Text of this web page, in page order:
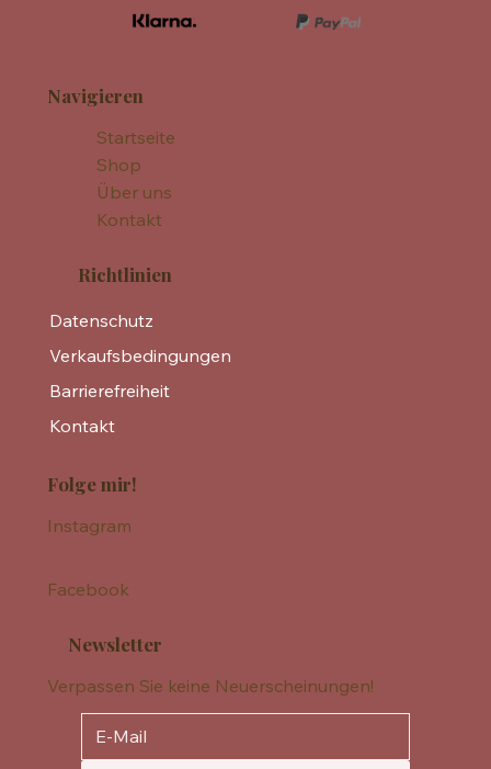
Navigieren
Startseite
Shop
Über uns
Kontakt
Richtlinien
Datenschutz
Verkaufsbedingungen
Barrierefreiheit
Kontakt
Folge mir!
Instagram
Facebook
Newsletter
Verpassen Sie keine Neuerscheinungen!